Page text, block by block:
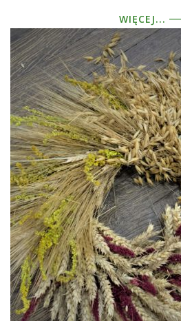
WIĘCEJ...